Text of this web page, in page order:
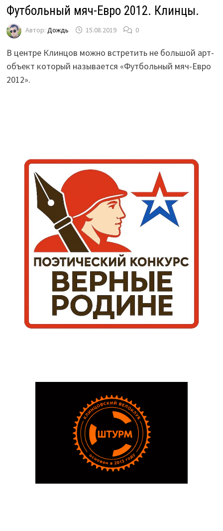
Футбольный мяч-Евро 2012. Клинцы.
Автор: Дождь 15.08.2019 0
В центре Клинцов можно встретить не большой арт-
объект который называется «Футбольный мяч-Евро
2012».